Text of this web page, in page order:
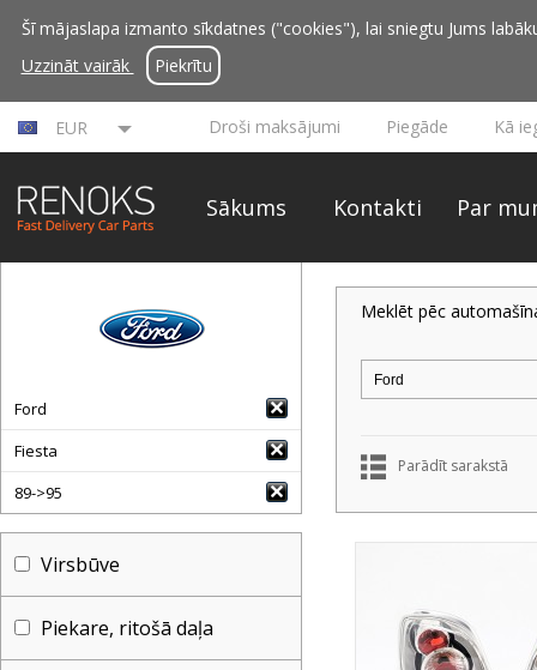
Šī mājaslapa izmanto sīkdatnes ("cookies"), lai sniegtu Jums
Uzzināt vairāk
Piekrītu
EUR Droši maksājumi Piegāde Kā
Sākums Kontakti Par
Ford
Fiesta
89->95
Virsbūve
Piekare, ritošā daļa
Meklēt pēc
Parādīt sarakstā